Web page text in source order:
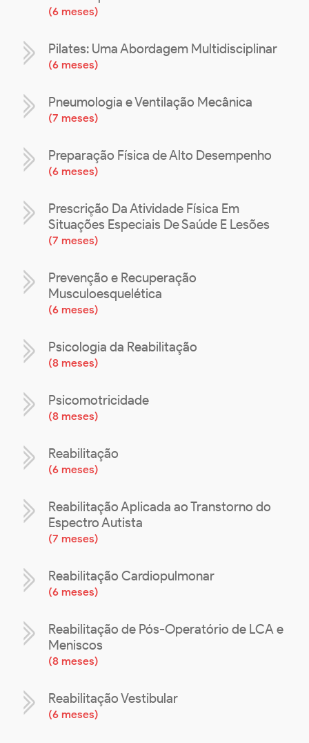
(6 meses)
Pilates: Uma Abordagem Multidisciplinar
(6 meses)
Pneumologia e Ventilação Mecânica
(7 meses)
Preparação Física de Alto Desempenho
(6 meses)
Prescrição Da Atividade Física Em
Situações Especiais De Saúde E Lesões
(7 meses)
Prevenção e Recuperação
Musculoesquelética
(6 meses)
Psicologia da Reabilitação
(8 meses)
Psicomotricidade
(8 meses)
Reabilitação
(6 meses)
Reabilitação Aplicada ao Transtorno do
Espectro Autista
(7 meses)
Reabilitação Cardiopulmonar
(6 meses)
Reabilitação de Pós-Operatório de LCA e
Meniscos
(8 meses)
Reabilitação Vestibular
(6 meses)